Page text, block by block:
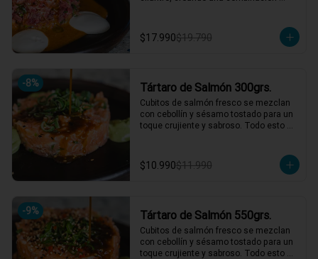
que eleva cada bocado. ¡Un clásico
reinventado que te hará volver por más!
*El peso neto corresponde al producto
en su presentación completa, salsas o
acompañamientos incluidos.
$17.990$19.790
-8% Tártaro de Salmón 300grs.
Cubitos de salmón fresco se mezclan
con cebollín y sésamo tostado para un
toque crujiente y sabroso. Todo esto
cilantro. ¡Un tártaro que combina
frescura y sabor en cada bocado! 🍣✨
en su presentación completa, salsas o
acompañamientos incluidos.
$10.990$11.990
-9% Tártaro de Salmón 550grs.
Cubitos de salmón fresco se mezclan
con cebollín y sésamo tostado para un
toque crujiente y sabroso. Todo esto